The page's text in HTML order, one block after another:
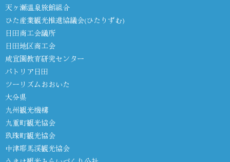
天ヶ瀬温泉旅館組合
ひた産業観光推進協議会(ひたりずむ)
日田商工会議所
日田地区商工会
咸宜園教育研究センター
パトリア日田
ツーリズムおおいた
大分県
九州観光機構
九重町観光協会
玖珠町観光協会
中津耶馬渓観光協会